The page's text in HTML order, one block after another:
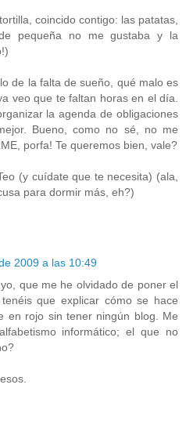
coincido contigo: las patatas,
pequeña no me gustaba y la
de la falta de sueño, qué malo es
veo que te faltan horas en el día.
la agenda de obligaciones
Bueno, como no sé, no me
porfa! Te queremos bien, vale?
(y cuídate que te necesita) (ala,
para dormir más, eh?)
2009 a las 10:49
que me he olvidado de poner el
que explicar cómo se hace
en rojo sin tener ningún blog. Me
informático; el que no